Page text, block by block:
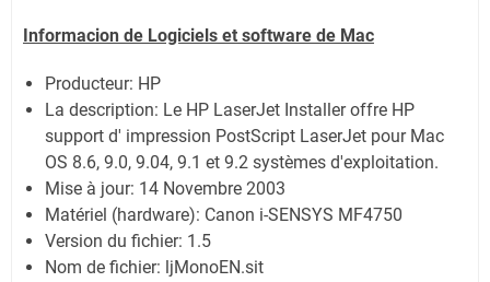
Informacion de Logiciels et software de Mac
Producteur: HP
La description: Le HP LaserJet Installer offre HP
support d' impression PostScript LaserJet pour Mac
OS 8.6, 9.0, 9.04, 9.1 et 9.2 systèmes d'exploitation.
Mise à jour: 14 Novembre 2003
Matériel (hardware): Canon i-SENSYS MF4750
Version du fichier: 1.5
Nom de fichier: ljMonoEN.sit